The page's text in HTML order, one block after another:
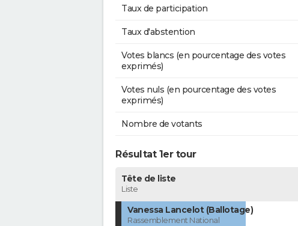
Taux de participation
Taux d'abstention
Votes blancs (en pourcentage des votes
exprimés)
Votes nuls (en pourcentage des votes
exprimés)
Nombre de votants
Résultat 1er tour
Tête de liste
Liste
Vanessa Lancelot (Ballotage)
Rassemblement National